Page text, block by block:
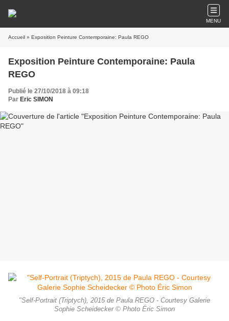
MENU
Accueil » Exposition Peinture Contemporaine: Paula REGO
Exposition Peinture Contemporaine: Paula
REGO
Publié le 27/10/2018 à 09:18
Par Eric SIMON
"Self-Portrait (Triptych), 2015 de Paula REGO - Courtesy Galerie
Sophie Scheidecker © Photo Éric Simon